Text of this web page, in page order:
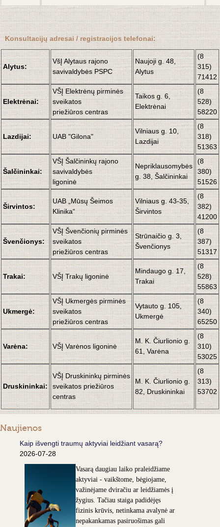
Konsultacijų adresai / registracijos telefonai:
Alytus:
VšĮ Alytaus rajono
savivaldybės PSPC
Naujoji g. 48,
Alytus
(8
315)
71412
Elektrėnai:
VŠĮ Elektrėnų pirminės
sveikatos
priežiūros centras
Taikos g. 6,
Elektrėnai
(8
528)
58220
Lazdijai: UAB "Gilona"
Vilniaus g. 10,
Lazdijai
(8
318)
51363
Šalčininkai:
VŠĮ Šalčininkų rajono
savivaldybės
ligoninė
Nepriklausomybės
g. 38, Šalčininkai
(8
380)
51526
Širvintos:
UAB „Mūsų Šeimos
Klinika“
Vilniaus g. 43-35,
Širvintos
(8
382)
41200
Švenčionys:
VŠĮ Švenčionių pirminės
sveikatos
priežiūros centras
Strūnaičio g. 3,
Švenčionys
(8
387)
51317
Trakai: VŠĮ Trakų ligoninė
Mindaugo g. 17,
Trakai
(8
528)
55863
Ukmergė:
VŠĮ Ukmergės pirminės
sveikatos
priežiūros centras
Vytauto g. 105,
Ukmergė
(8
340)
65250
Varėna: VŠĮ Varėnos ligoninė
M. K. Čiurlionio g.
61, Varėna
(8
310)
53025
Druskininkai:
VŠĮDruskininkų pirminės
sveikatos priežiūros
centras
M. K. Čiurlionio g.
82, Druskininkai
(8
313)
53702
Naujienos
Kaip išvengti traumų aktyviai leidžiant vasarą?
2026-07-28
Vasarą daugiau laiko praleidžiame
aktyviai - vaikštome, bėgiojame,
važinėjame dviračiu ar leidžiamės į
žygius. Tačiau staiga padidėjęs
fizinis krūvis, netinkama avalynė ar
nepakankamas pasiruošimas gali